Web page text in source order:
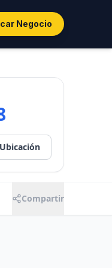
Negocio
Ubicación
Compartir